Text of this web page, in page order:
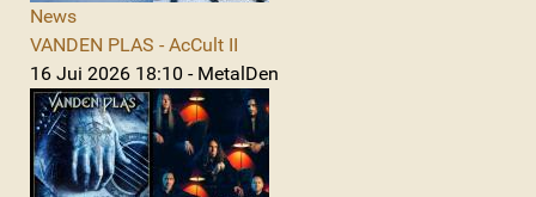
News
VANDEN PLAS - AcCult II
16 Jui 2026 18:10 - MetalDen